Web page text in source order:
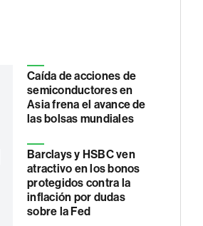
Caída de acciones de
semiconductores en
Asia frena el avance de
las bolsas mundiales
Barclays y HSBC ven
atractivo en los bonos
protegidos contra la
inflación por dudas
sobre la Fed